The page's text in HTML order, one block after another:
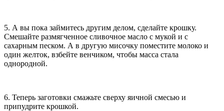
5. А вы пока займитесь другим делом, сделайте крошку.
Смешайте размягченное сливочное масло с мукой и с
сахарным песком. А в другую мисочку поместите молоко и
один желток, взбейте венчиком, чтобы масса стала
однородной.
6. Теперь заготовки смажьте сверху яичной смесью и
припудрите крошкой.